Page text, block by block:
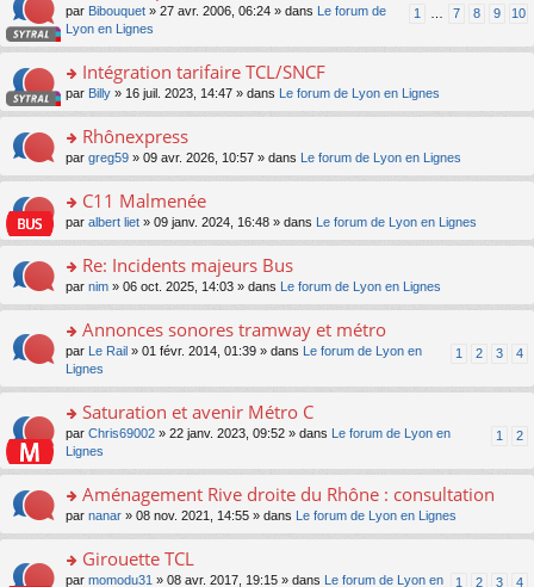
ré
e
pl
ré
c
e
o
n
lu
le
u
ré
c
e
s
a
n
o
n
lu
pl
s
ré
c
nt
le
m
e
s
s
e
n
o
n
le
u
s
ré
e
nt
o
s
er
le
m
e
s
g
e
n
o
lu
pl
u
ré
e
nt
1 7 8 9 10
par Bibouquet » 27 avr. 2006, 06:24 » dans
Le forum de
Lyon en Lignes
o
n
ult
er
le
m
e
a
g
e
n
n
pl
u
ré
e
nt
Intégration tarifaire TCL/SNCF
par Billy » 16 juil. 2023, 14:47 » dans Le forum de Lyon en Lignes
o
n
ult
er
le
m
e
a
g
e
n
o
lu
u
s
ré
e
Rhônexpress
par greg59 » 09 avr. 2026, 10:57 » dans Le forum de Lyon en Lignes
o
n
ult
er
le
m
e
s
g
e
n
o
n
le
u
s
C11 Malmenée
par albert liet » 09 janv. 2024, 16:48 » dans Le forum de Lyon en Lignes
o
n
ult
er
le
m
e
s
s
e
n
o
n
Re: Incidents majeurs Bus
par nim » 06 oct. 2025, 14:03 » dans Le forum de Lyon en Lignes
o
s
er
le
m
e
s
s
e
n
Annonces sonores tramway et métro
1 2 3 4
par Le Rail » 01 févr. 2014, 01:39 » dans
Le forum de Lyon en
Lignes
o
s
er
le
m
e
s
Saturation et avenir Métro C
1 2
par Chris69002 » 22 janv. 2023, 09:52 » dans
Le forum de Lyon en
Lignes
o
n
ult
Aménagement Rive droite du Rhône : consultation
par nanar » 08 nov. 2021, 14:55 » dans Le forum de Lyon en Lignes
o
Girouette TCL
1 2 3 4
par momodu31 » 08 avr. 2017, 19:15 » dans
Le forum de Lyon en